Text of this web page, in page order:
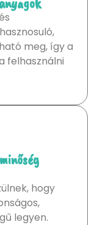
meg, így a
felhasználni
hogy
legyen.